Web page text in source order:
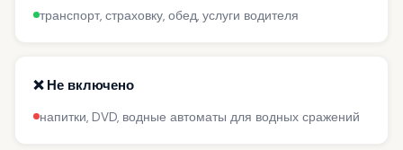
транспорт, страховку, обед, услуги водителя
❌ Не включено
напитки, DVD, водные автоматы для водных сражений